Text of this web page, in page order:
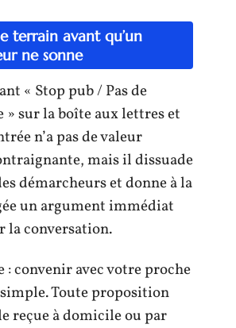
terrain avant qu’un
ne sonne
« Stop pub / Pas de
» sur la boîte aux lettres et
n’a pas de valeur
mais il dissuade
démarcheurs et donne à la
un argument immédiat
la conversation.
: convenir avec votre proche
Toute proposition
reçue à domicile ou par